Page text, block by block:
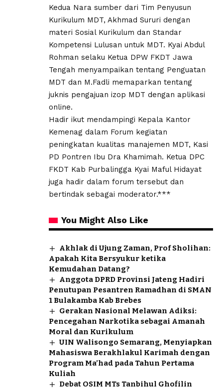
Kedua Nara sumber dari Tim Penyusun
Kurikulum MDT, Akhmad Sururi dengan
materi Sosial Kurikulum dan Standar
Kompetensi Lulusan untuk MDT. Kyai Abdul
Rohman selaku Ketua DPW FKDT Jawa
Tengah menyampaikan tentang Penguatan
MDT dan M.Fadli memaparkan tentang
juknis pengajuan izop MDT dengan aplikasi
online.
Hadir ikut mendampingi Kepala Kantor
Kemenag dalam Forum kegiatan
peningkatan kualitas manajemen MDT, Kasi
PD Pontren Ibu Dra Khamimah. Ketua DPC
FKDT Kab Purbalingga Kyai Maful Hidayat
juga hadir dalam forum tersebut dan
bertindak sebagai moderator.***
You Might Also Like
Akhlak di Ujung Zaman, Prof Sholihan:
Apakah Kita Bersyukur ketika
Kemudahan Datang?
Anggota DPRD Provinsi Jateng Hadiri
Penutupan Pesantren Ramadhan di SMAN
1 Bulakamba Kab Brebes
Gerakan Nasional Melawan Adiksi:
Pencegahan Narkotika sebagai Amanah
Moral dan Kurikulum
UIN Walisongo Semarang, Menyiapkan
Mahasiswa Berakhlakul Karimah dengan
Program Ma’had pada Tahun Pertama
Kuliah
Debat OSIM MTs Tanbihul Ghofilin